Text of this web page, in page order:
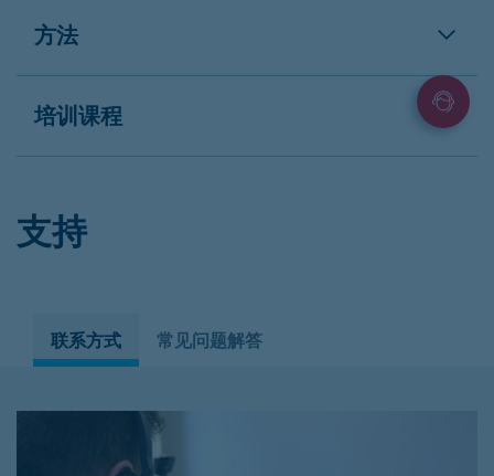
方法
培训课程
支持
联系方式 常见问题解答